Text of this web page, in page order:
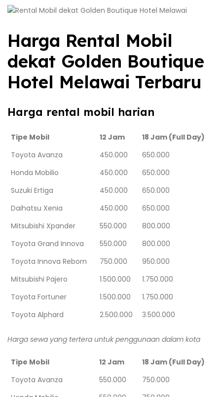
Harga Rental Mobil
dekat Golden Boutique
Hotel Melawai Terbaru
Harga rental mobil harian
Tipe Mobil 12 Jam
18 Jam (Full Day)
Toyota Avanza
450.000
650.000
Honda Mobilio
450.000
650.000
Suzuki Ertiga
450.000
650.000
Daihatsu Xenia
450.000
650.000
Mitsubishi Xpander
550.000
800.000
Toyota Grand Innova
550.000
800.000
Toyota Innova Reborn
750.000
950.000
Mitsubishi Pajero
1.500.000
1.750.000
Toyota Fortuner
1.500.000
1.750.000
Toyota Alphard
2.500.000 3.500.000
Harga sewa yang tertera untuk penggunaan dalam kota
Tipe Mobil 12 Jam
18 Jam (Full Day)
Toyota Avanza
550.000
750.000